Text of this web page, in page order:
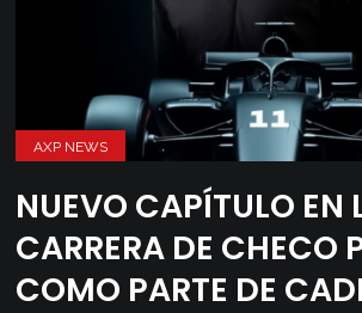
AXP NEWS
NUEVO CAPÍTULO EN
CARRERA DE CHECO
COMO PARTE DE